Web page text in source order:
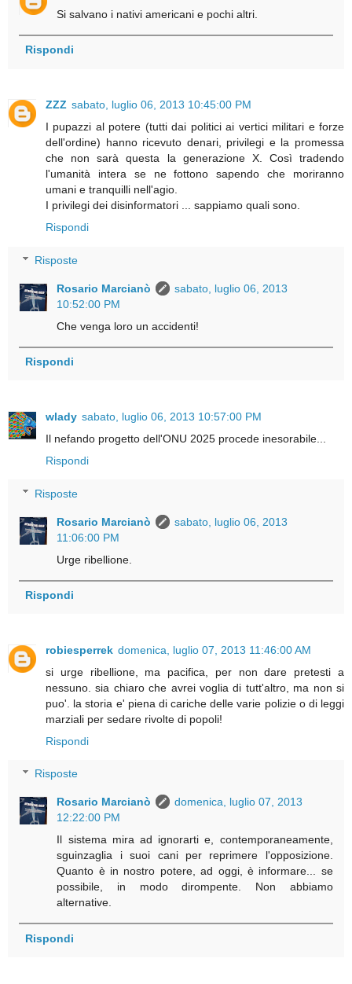
Si salvano i nativi americani e pochi altri.
Rispondi
ZZZ sabato, luglio 06, 2013 10:45:00 PM
I pupazzi al potere (tutti dai politici ai vertici militari e forze
dell'ordine) hanno ricevuto denari, privilegi e la promessa
che non sarà questa la generazione X. Così tradendo
l'umanità intera se ne fottono sapendo che moriranno
umani e tranquilli nell'agio.
I privilegi dei disinformatori ... sappiamo quali sono.
Rispondi
Risposte
Rosario Marcianò
sabato, luglio 06, 2013
10:52:00 PM
Che venga loro un accidenti!
Rispondi
wlady sabato, luglio 06, 2013 10:57:00 PM
Il nefando progetto dell'ONU 2025 procede inesorabile...
Rispondi
Risposte
Rosario Marcianò
sabato, luglio 06, 2013
11:06:00 PM
Urge ribellione.
Rispondi
robiesperrek domenica, luglio 07, 2013 11:46:00 AM
si urge ribellione, ma pacifica, per non dare pretesti a
nessuno. sia chiaro che avrei voglia di tutt'altro, ma non si
puo'. la storia e' piena di cariche delle varie polizie o di leggi
marziali per sedare rivolte di popoli!
Rispondi
Risposte
Rosario Marcianò
domenica, luglio 07, 2013
12:22:00 PM
Il sistema mira ad ignorarti e, contemporaneamente,
sguinzaglia i suoi cani per reprimere l'opposizione.
Quanto è in nostro potere, ad oggi, è informare... se
possibile, in modo dirompente. Non abbiamo
alternative.
Rispondi